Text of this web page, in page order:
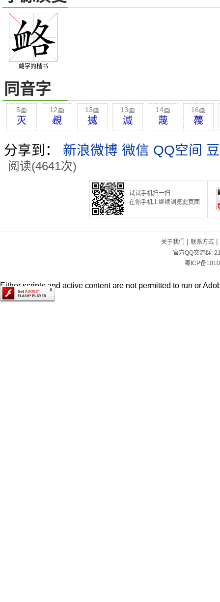
衉字的楷书
同音字
5画
灭
12画
覕
13画
搣
13画
滅
14画
蔑
16画
薎
分享到： 新浪微博 微信 QQ空间
阅读(4641次)
试试手机扫一扫
在你手机上继续浏览此页面
关于我们 | 联系方式|
官方QQ交流群:
粤ICP备
Either scripts and active content are not permitted to run or